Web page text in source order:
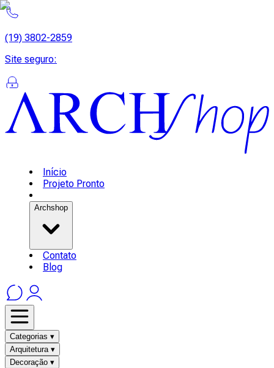
(19) 3802-2859
Site seguro:
Início
Projeto Pronto
Archshop
Contato
Blog
Categorias ▾
Arquitetura ▾
Decoração ▾